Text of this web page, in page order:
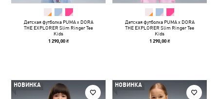
Детская футболка PUMA x DORA
THE EXPLORER Slim Ringer Tee
Kids
1 290,00 ₴
Детская футболка PUMA x DORA
THE EXPLORER Slim Ringer Tee
Kids
1 290,00 ₴
НОВИНКА НОВИНКА